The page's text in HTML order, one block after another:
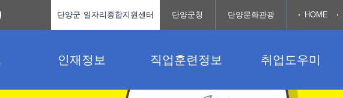
인재정보 직업훈련정보 취업도우미
단양군 일자리종합지원센터 단양군청 단양문화관광 HOME